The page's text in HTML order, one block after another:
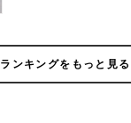
ランキングをもっと見る